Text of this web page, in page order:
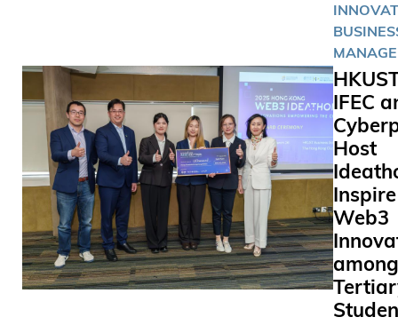
將﹕工商
院的吳詠
和江芷林
而理學院
鋒同學則
跆拳道項
志為港爭光
壇雙姝攜
工商管理
年級學生
（Pedrey
Wing-
香港乒乓
力隊員，
女雙排名
IFEC
Host
Inspire
Web3
among